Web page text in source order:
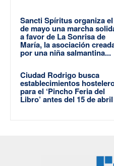
Sancti Spíritus organiza el
de mayo una marcha
a favor de La Sonrisa de
María, la asociación
por una niña salmantina...
Ciudad Rodrigo busca
establecimientos
para el ‘Pincho Feria del
Libro’ antes del 15 de abril